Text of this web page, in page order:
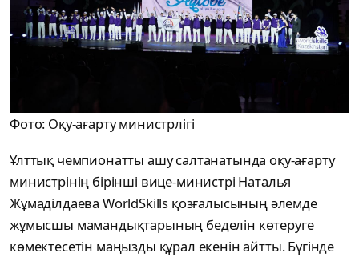
Фото: Оқу-ағарту министрлігі
Ұлттық чемпионатты ашу салтанатында оқу-ағарту
министрінің бірінші вице-министрі Наталья
Жұмаділдаева WorldSkills қозғалысының әлемде
жұмысшы мамандықтарының беделін көтеруге
көмектесетін маңызды құрал екенін айтты. Бүгінде